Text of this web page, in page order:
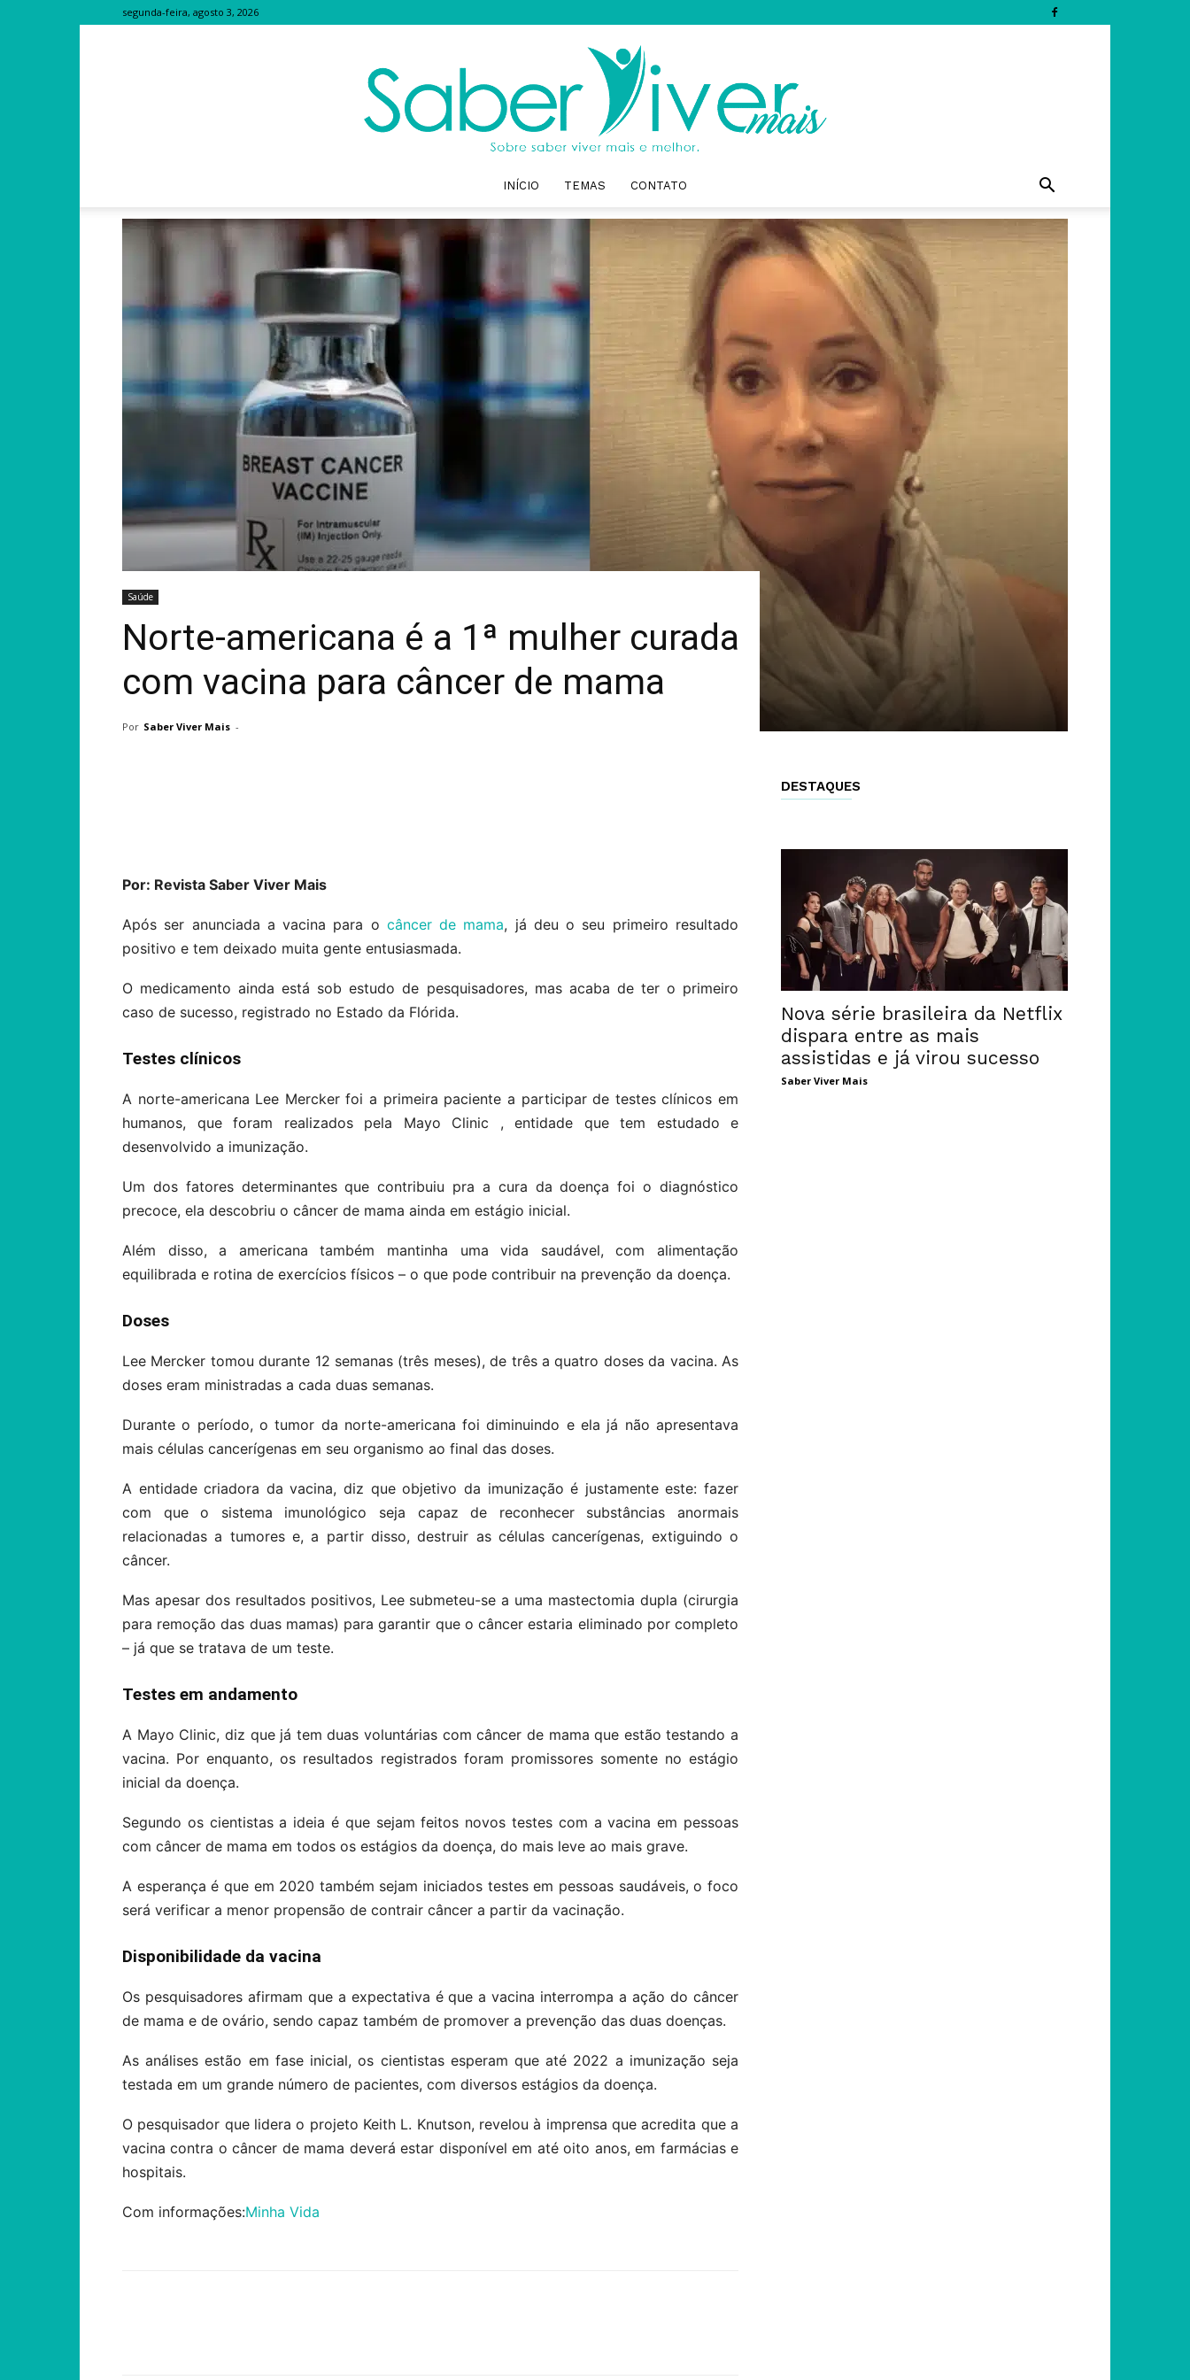
segunda-feira, agosto 3, 2026
Saber
Mais
INÍCIO TEMAS CONTATO
Saúde
Norte-americana é a 1ª mulher curada
com vacina para câncer de mama
Por Saber Viver Mais -
Por: Revista Saber Viver Mais
Após ser anunciada a vacina para o câncer de mama, já deu o seu primeiro resultado
positivo e tem deixado muita gente entusiasmada.
O medicamento ainda está sob estudo de pesquisadores, mas acaba de ter o primeiro
caso de sucesso, registrado no Estado da Flórida.
Testes clínicos
A norte-americana Lee Mercker foi a primeira paciente a participar de testes clínicos em
humanos, que foram realizados pela Mayo Clinic , entidade que tem estudado e
desenvolvido a imunização.
Um dos fatores determinantes que contribuiu pra a cura da doença foi o diagnóstico
precoce, ela descobriu o câncer de mama ainda em estágio inicial.
Além disso, a americana também mantinha uma vida saudável, com alimentação
equilibrada e rotina de exercícios físicos – o que pode contribuir na prevenção da doença.
Doses
Lee Mercker tomou durante 12 semanas (três meses), de três a quatro doses da vacina. As
doses eram ministradas a cada duas semanas.
Durante o período, o tumor da norte-americana foi diminuindo e ela já não apresentava
mais células cancerígenas em seu organismo ao final das doses.
A entidade criadora da vacina, diz que objetivo da imunização é justamente este: fazer
com que o sistema imunológico seja capaz de reconhecer substâncias anormais
relacionadas a tumores e, a partir disso, destruir as células cancerígenas, extiguindo o
câncer.
Mas apesar dos resultados positivos, Lee submeteu-se a uma mastectomia dupla (cirurgia
para remoção das duas mamas) para garantir que o câncer estaria eliminado por completo
– já que se tratava de um teste.
Testes em andamento
A Mayo Clinic, diz que já tem duas voluntárias com câncer de mama que estão testando a
vacina. Por enquanto, os resultados registrados foram promissores somente no estágio
inicial da doença.
Segundo os cientistas a ideia é que sejam feitos novos testes com a vacina em pessoas
com câncer de mama em todos os estágios da doença, do mais leve ao mais grave.
A esperança é que em 2020 também sejam iniciados testes em pessoas saudáveis, o foco
será verificar a menor propensão de contrair câncer a partir da vacinação.
Disponibilidade da vacina
Os pesquisadores afirmam que a expectativa é que a vacina interrompa a ação do câncer
de mama e de ovário, sendo capaz também de promover a prevenção das duas doenças.
As análises estão em fase inicial, os cientistas esperam que até 2022 a imunização seja
testada em um grande número de pacientes, com diversos estágios da doença.
O pesquisador que lidera o projeto Keith L. Knutson, revelou à imprensa que acredita que a
vacina contra o câncer de mama deverá estar disponível em até oito anos, em farmácias e
hospitais.
Com informações:Minha Vida
DESTAQUES
Nova série brasileira da Netflix
dispara entre as mais
assistidas e já virou sucesso
Saber Viver Mais